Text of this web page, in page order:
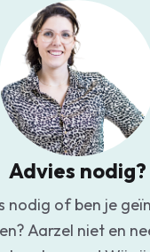
Advies nodig?
nodig of ben je
Aarzel niet en